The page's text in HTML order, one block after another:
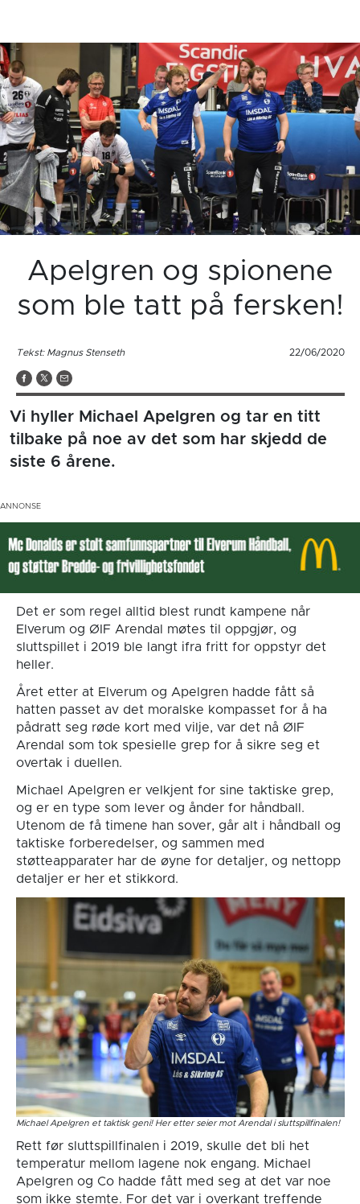
Apelgren og spionene
som ble tatt på fersken!
Tekst: Magnus Stenseth 22/06/2020
Vi hyller Michael Apelgren og tar en titt
tilbake på noe av det som har skjedd de
siste 6 årene.
Det er som regel alltid blest rundt kampene når
Elverum og ØIF Arendal møtes til oppgjør, og
sluttspillet i 2019 ble langt ifra fritt for oppstyr det
heller.
Året etter at Elverum og Apelgren hadde fått så
hatten passet av det moralske kompasset for å ha
pådratt seg røde kort med vilje, var det nå ØIF
Arendal som tok spesielle grep for å sikre seg et
overtak i duellen.
Michael Apelgren er velkjent for sine taktiske grep,
og er en type som lever og ånder for håndball.
Utenom de få timene han sover, går alt i håndball og
taktiske forberedelser, og sammen med
støtteapparater har de øyne for detaljer, og nettopp
detaljer er her et stikkord.
Michael Apelgren et taktisk geni! Her etter seier mot Arendal i sluttspillfinalen!
Rett før sluttspillfinalen i 2019, skulle det bli het
temperatur mellom lagene nok engang. Michael
Apelgren og Co hadde fått med seg at det var noe
som ikke stemte. For det var i overkant treffende